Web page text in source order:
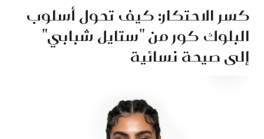
كسر الاحتكار: كيف تحول أسلوب
البلوك كور من "ستايل شبابي"
إلى صيحة نسائية